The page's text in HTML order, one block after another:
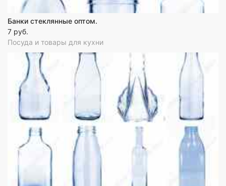
Банки стеклянные оптом.
7 руб.
Посуда и товары для кухни